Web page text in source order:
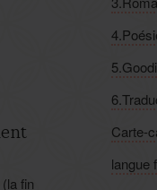
(la fin
Carte-
langue